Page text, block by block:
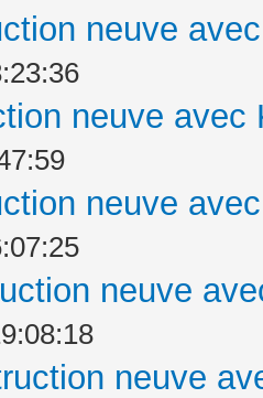
neuve
neuve avec
neuve
neuve
neuve